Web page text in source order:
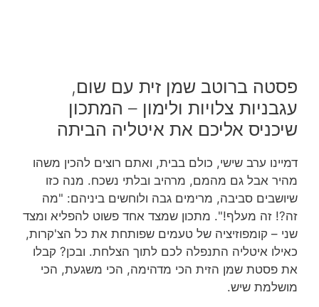
פסטה ברוטב שמן זית עם שום,
עגבניות צלויות ולימון – המתכון
שיכניס אליכם את איטליה הביתה
דמיינו ערב שישי, כולם בבית, ואתם רוצים להכין משהו
מהיר אבל גם מהמם, מרהיב ובלתי נשכח. מנה כזו
שיושבים סביבה, מרימים גבה ולוחשים ביניהם: "מה
זה?! זה מעלף!". מתכון שמצד אחד פשוט להפליא ומצד
שני – קומפוזיציה של טעמים שפותחת את כל הצ'קרות,
כאילו איטליה התנפלה לכם לתוך הצלחת. ובכן? קבלו
את פסטת שמן הזית הכי מדהימה, הכי משגעת, הכי
מושלמת שיש.